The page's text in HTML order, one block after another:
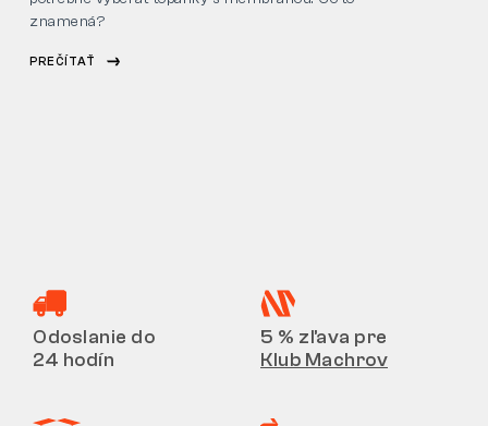
znamená?
PREČÍTAŤ
Odoslanie do
24 hodín
5 % zľava pre
Klub Machrov